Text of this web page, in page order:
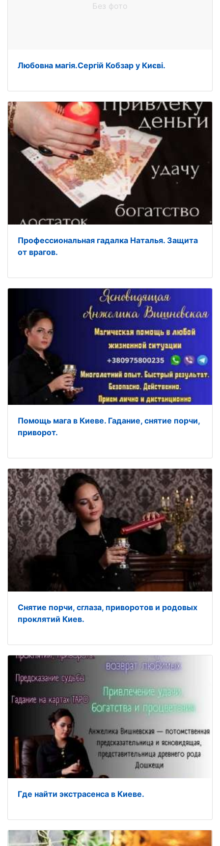
Без фото
Любовна магія.Сергій Кобзар у Києві.
Профессиональная гадалка Наталья. Защита
от врагов.
Помощь мага в Киеве. Гадание, снятие порчи,
приворот.
Снятие порчи, сглаза, приворотов и родовых
проклятий Киев.
Где найти экстрасенса в Киеве.